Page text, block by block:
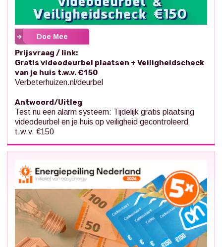
Doe Mee
Prijsvraag / link:
Gratis videodeurbel plaatsen + Veiligheidscheck
van je huis t.w.v. €150
Verbeterhuizen.nl/deurbel
Antwoord/Uitleg
Test nu een alarm systeem: Tijdelijk gratis plaatsing
videodeurbel en je huis op veiligheid gecontroleerd
t.w.v. €150